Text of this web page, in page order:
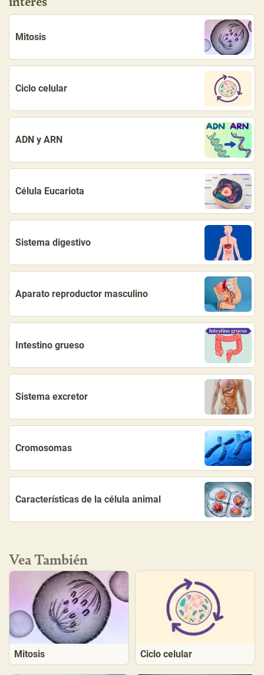
Mitosis
Ciclo celular
ADN y ARN
Célula Eucariota
Sistema digestivo
Aparato reproductor masculino
Intestino grueso
Sistema excretor
Cromosomas
Características de la célula animal
Vea También
Mitosis Ciclo celular